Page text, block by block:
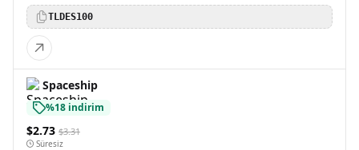
TLDES100
Spaceship
%18 indirim
$2.73 $3.31
Süresiz